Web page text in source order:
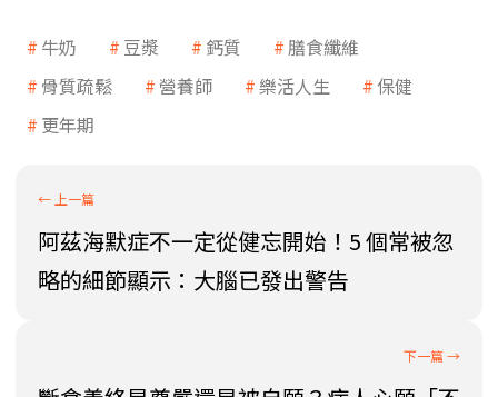
牛奶 豆漿 鈣質
膳食纖維
骨質疏鬆
營養師 樂活人生
保健
更年期
阿茲海默症不一定從健忘開始！5 個常被忽
略的細節顯示：大腦已發出警告